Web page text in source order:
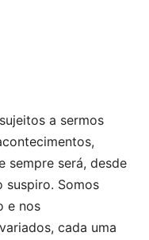
a sermos
sempre será, desde
suspiro. Somos
e nos
cada uma